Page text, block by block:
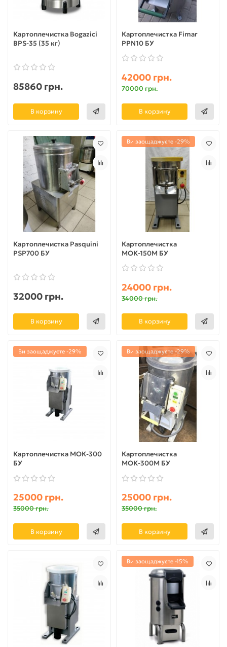
Картоплечистка Bogazici
BPS-35 (35 кг)
85860 грн.
В корзину
Картоплечистка Fimar
PPN10 БУ
42000 грн.
70000 грн.
В корзину
Картоплечистка Pasquini
PSP700 БУ
32000 грн.
В корзину
Ви заощаджуєте -29%
Картоплечистка
МОК-150М БУ
24000 грн.
34000 грн.
В корзину
Ви заощаджуєте -29%
Картоплечистка МОК-300
БУ
25000 грн.
35000 грн.
В корзину
Ви заощаджуєте -29%
Картоплечистка
МОК-300М БУ
25000 грн.
35000 грн.
В корзину
Ви заощаджуєте -15%